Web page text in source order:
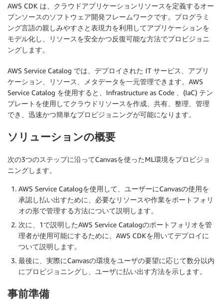
AWS CDK は、クラウドアプリケーションリソースを定義するオー
プンソースのソフトウェア開発フレームワークです。プログラミ
ング言語の親しみやすさと表現力を利用してアプリケーションを
モデル化し、リソースを安全かつ反復可能な方法でプロビジョニ
ングします。
AWS Service Catalog では、デプロイされた IT サービス、アプリ
ケーション、リソース、メタデータを一元管理できます。AWS
Service Catalog を使用すると、Infrastructure as Code 、(IaC) テン
プレートを使用してクラウドリソースを作成、共有、整理、管理
でき、迅速かつ簡単なプロビジョニングが可能になります。
ソリューションの概要
次の3つのステップに沿ってCanvasを使ったML環境をプロビジョ
ニングします。
AWS Service Catalogを使用して、ユーザーにCanvasの使用を
承認し払い出すために、必要なリソースや作業をポートフォリ
オの形で管理する方法について説明します。
次に、1で説明したAWS Service Catalogのポートフォリオを管
理者が使用可能にするために、AWS CDKを用いてデプロイに
ついて説明します。
最後に、実際にCanvasの環境をユーザの要望に応じて数分以内
にプロビジョニングし、ユーザに払い出す方法を示します。
事前準備